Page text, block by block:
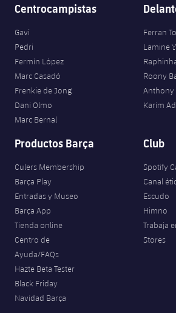
Centrocampistas
Gavi
Pedri
Fermín López
Marc Casadó
Frenkie de Jong
Dani Olmo
Marc Bernal
Ferran
Lamine
Roony
Anthony
Karim
Productos Barça
Culers Membership
Barça Play
Entradas y Museo
Barça App
Tienda online
Centro de
Ayuda/FAQs
Hazte Beta Tester
Black Friday
Navidad Barça
Club
Spotify
Canal
Escudo
Himno
Trabaja
Stores